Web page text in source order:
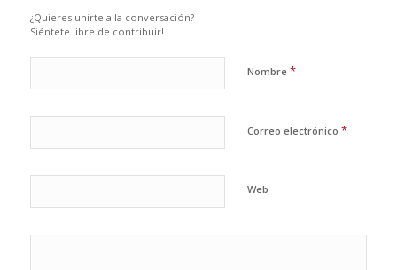
¿Quieres unirte a la conversación?
Siéntete libre de contribuir!
Nombre *
Correo electrónico *
Web